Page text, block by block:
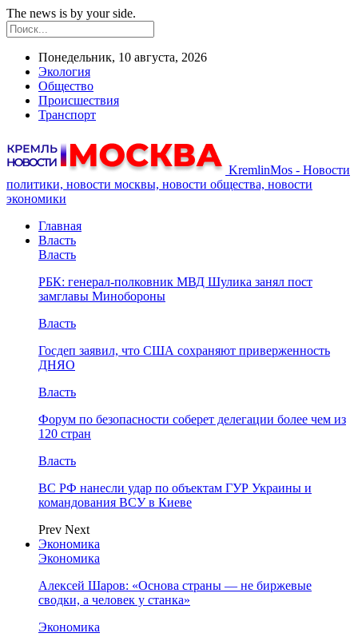
The news is by your side.
Понедельник, 10 августа, 2026
Экология
Общество
Происшествия
Транспорт
KremlinMos - Новости
политики, новости москвы, новости общества, новости
экономики
Главная
Власть
Власть
РБК: генерал-полковник МВД Шулика занял пост
замглавы Минобороны
Власть
Госдеп заявил, что США сохраняют приверженность
ДНЯО
Власть
Форум по безопасности соберет делегации более чем из
120 стран
Власть
ВС РФ нанесли удар по объектам ГУР Украины и
командования ВСУ в Киеве
Prev Next
Экономика
Экономика
Алексей Шаров: «Основа страны — не биржевые
сводки, а человек у станка»
Экономика